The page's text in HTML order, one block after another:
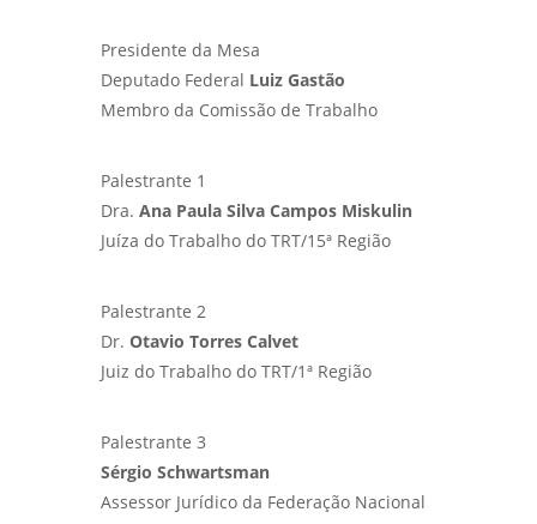
Presidente da Mesa
Deputado Federal Luiz Gastão
Membro da Comissão de Trabalho
Palestrante 1
Dra. Ana Paula Silva Campos Miskulin
Juíza do Trabalho do TRT/15ª Região
Palestrante 2
Dr. Otavio Torres Calvet
Juiz do Trabalho do TRT/1ª Região
Palestrante 3
Sérgio Schwartsman
Assessor Jurídico da Federação Nacional